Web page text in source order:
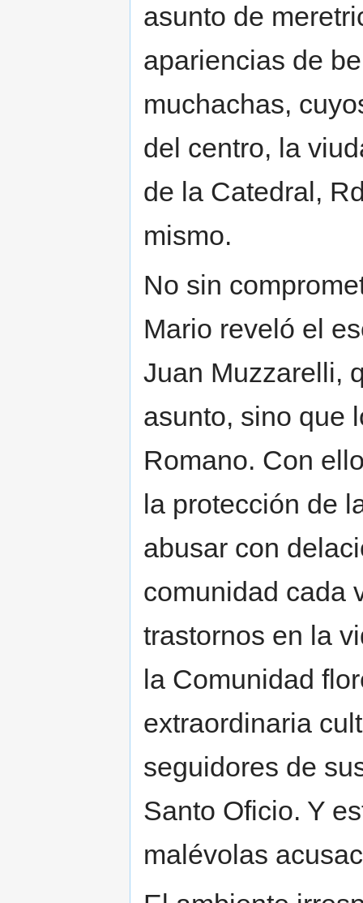
asunto de
apariencias de
muchachas,
del centro, la
de la Catedral,
mismo.
No sin
Mario reveló el
Juan Muzzarelli,
asunto, sino que
Romano. Con
la protección de
abusar con
comunidad cada
trastornos en la
la Comunidad
extraordinaria
seguidores de
Santo Oficio. Y
malévolas